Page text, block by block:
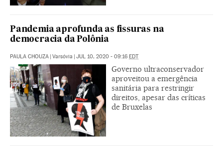
Pandemia aprofunda as fissuras na
democracia da Polônia
PAULA CHOUZA | Varsóvia | JUL 10, 2020 - 09:16 EDT
Governo ultraconservador
aproveitou a emergência
sanitária para restringir
direitos, apesar das críticas
de Bruxelas